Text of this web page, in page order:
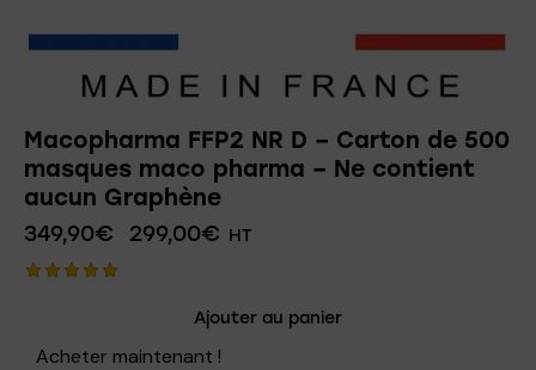
Macopharma FFP2 NR D – Carton de 500
masques maco pharma – Ne contient
aucun Graphène
349,90€ 299,00€ HT
Ajouter au panier
Acheter maintenant !